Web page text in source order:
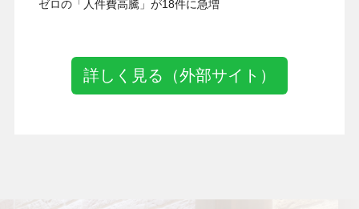
ゼロの「人件費高騰」が18件に急増
詳しく見る（外部サイト）